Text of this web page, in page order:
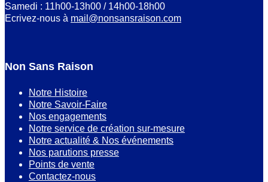
Samedi : 11h00-13h00 / 14h00-18h00
Ecrivez-nous à mail@nonsansraison.com
Non Sans Raison
Notre Histoire
Notre Savoir-Faire
Nos engagements
Notre service de création sur-mesure
Notre actualité & Nos événements
Nos parutions presse
Points de vente
Contactez-nous